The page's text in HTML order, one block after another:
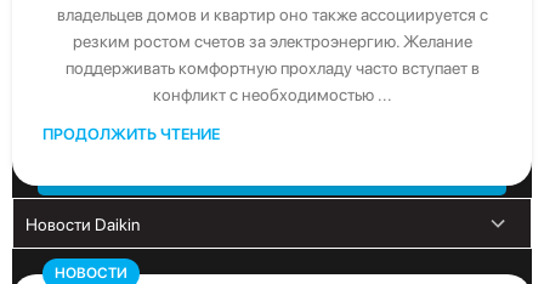
владельцев домов и квартир оно также ассоциируется с
резким ростом счетов за электроэнергию. Желание
поддерживать комфортную прохладу часто вступает в
конфликт с необходимостью ...
ПРОДОЛЖИТЬ ЧТЕНИЕ
дистрибьютора Daikin в Узбекистане
Скачать каталог
НОВОСТИ